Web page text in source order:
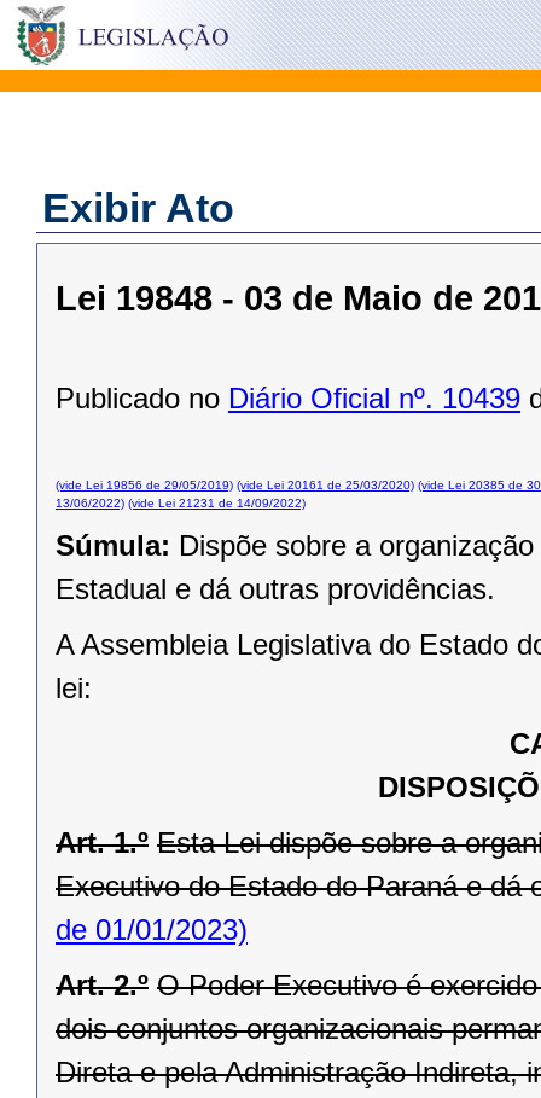
Exibir Ato
Lei 19848 - 03 de Maio de
Publicado no Diário Oficial nº. 10439
(vide Lei 19856 de 29/05/2019) (vide Lei 20161 de 25/03/2020) (vide Lei 20385 de
13/06/2022) (vide Lei 21231 de 14/09/2022)
Súmula: Dispõe sobre a
Estadual e dá outras providências.
A Assembleia Legislativa do Estado
lei:
Art. 1.º Esta Lei dispõe sobre a
Executivo do Estado do Paraná e dá
de 01/01/2023)
Art. 2.º O Poder Executivo é
dois conjuntos organizacionais
Direta e pela Administração Indireta,